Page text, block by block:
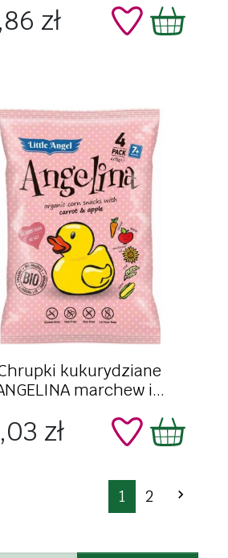
zł
Szybki podgląd
kukurydziane
marchew i...
zł
1 2 